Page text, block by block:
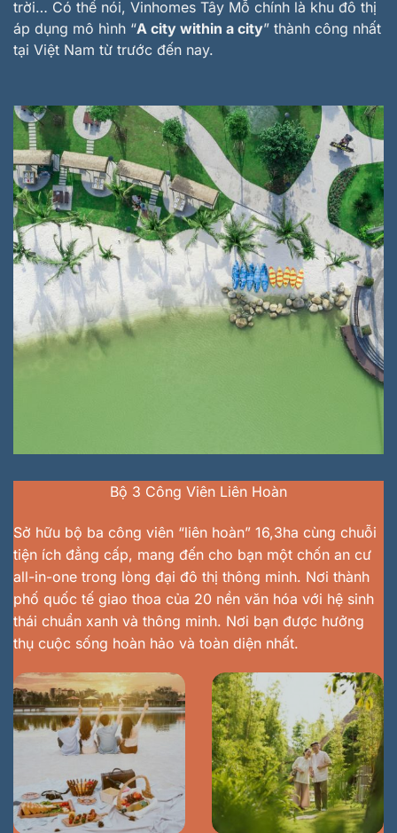
trời… Có thể nói, Vinhomes Tây Mỗ chính là khu đô thị
áp dụng mô hình “A city within a city” thành công nhất
tại Việt Nam từ trước đến nay.
Bộ 3 Công Viên Liên Hoàn
Sở hữu bộ ba công viên “liên hoàn” 16,3ha cùng chuỗi
tiện ích đẳng cấp, mang đến cho bạn một chốn an cư
all-in-one trong lòng đại đô thị thông minh. Nơi thành
phố quốc tế giao thoa của 20 nền văn hóa với hệ sinh
thái chuẩn xanh và thông minh. Nơi bạn được hưởng
thụ cuộc sống hoàn hảo và toàn diện nhất.